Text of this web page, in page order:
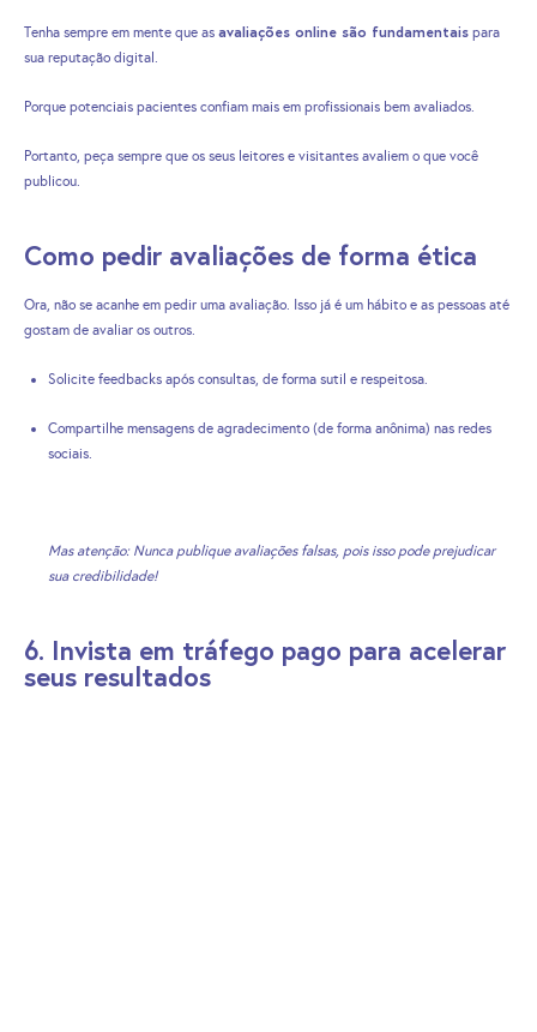
Tenha sempre em mente que as avaliações online são fundamentais para
sua reputação digital.
Porque potenciais pacientes confiam mais em profissionais bem avaliados.
Portanto, peça sempre que os seus leitores e visitantes avaliem o que você
publicou.
Como pedir avaliações de forma ética
Ora, não se acanhe em pedir uma avaliação. Isso já é um hábito e as pessoas até
gostam de avaliar os outros.
Solicite feedbacks após consultas, de forma sutil e respeitosa.
Compartilhe mensagens de agradecimento (de forma anônima) nas redes
sociais.
Mas atenção: Nunca publique avaliações falsas, pois isso pode prejudicar
sua credibilidade!
6. Invista em tráfego pago para acelerar
seus resultados